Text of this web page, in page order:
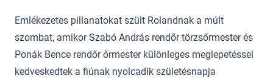
Emlékezetes pillanatokat szült Rolandnak a múlt
szombat, amikor Szabó András rendőr törzsőrmester és
Ponák Bence rendőr őrmester különleges meglepetéssel
kedveskedtek a fiúnak nyolcadik születésnapja